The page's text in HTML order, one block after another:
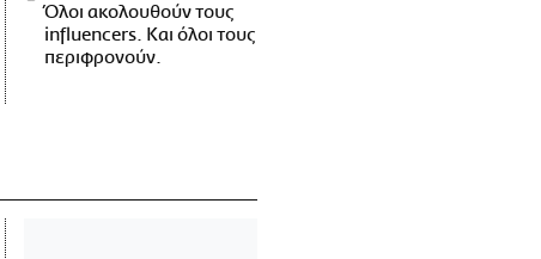
Όλοι ακολουθούν τους
influencers. Και όλοι τους
περιφρονούν.